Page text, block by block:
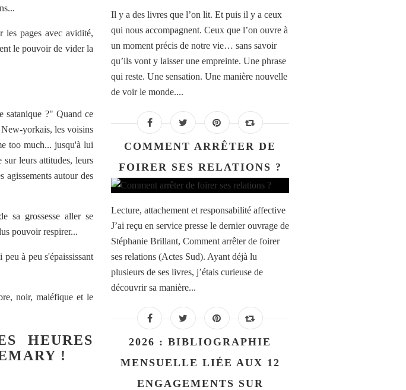
pages avec avidité,
le pouvoir de vider la
satanique ?" Quand ce
yorkais, les voisins
too much... jusqu'à lui
leurs attitudes, leurs
agissements autour des
sa grossesse aller se
pouvoir respirer...
à peu s'épaississant
noir, maléfique et le
HEURES
!
Il y a des livres que l’on lit. Et puis il y a ceux
qui nous accompagnent. Ceux que l’on ouvre à
un moment précis de notre vie… sans savoir
qu’ils vont y laisser une empreinte. Une phrase
qui reste. Une sensation. Une manière nouvelle
de voir le monde....
COMMENT ARRÊTER DE
FOIRER SES RELATIONS ?
Lecture, attachement et responsabilité affective
J’ai reçu en service presse le dernier ouvrage de
Stéphanie Brillant, Comment arrêter de foirer
ses relations (Actes Sud). Ayant déjà lu
plusieurs de ses livres, j’étais curieuse de
découvrir sa manière...
2026 : BIBLIOGRAPHIE
MENSUELLE LIÉE AUX 12
ENGAGEMENTS SUR